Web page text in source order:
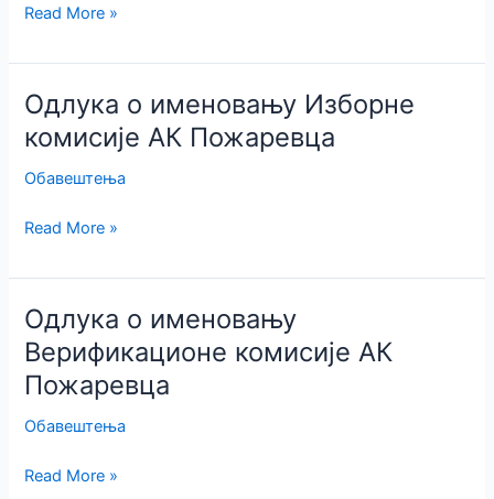
Одлука
расписивање
Избора
за
представнике
за
АК
за
за
носиоца
функција
чланова
АК
Read More »
Одлука о именовању Изборне
комисије АК Пожаревца
Обавештења
Одлука
именовању
Изборне
комисије
АК
Пожаревца
Read More »
Одлука о именовању
Верификационе комисије АК
Пожаревца
Обавештења
Одлука
Read More »